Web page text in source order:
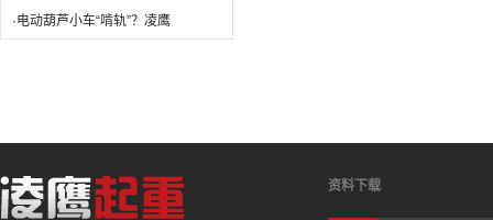
·电动葫芦小车“啃轨”？凌鹰
资料下载